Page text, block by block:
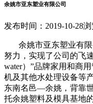
余姚市亚东塑业有限公司
发布时间：2019-10-28浏
余姚市亚东塑业有
努力，实现了公司的飞
water）”品牌家用和商
机及其他水处理设备等
东南名邑—余姚，背靠
托余姚塑料及模具基地